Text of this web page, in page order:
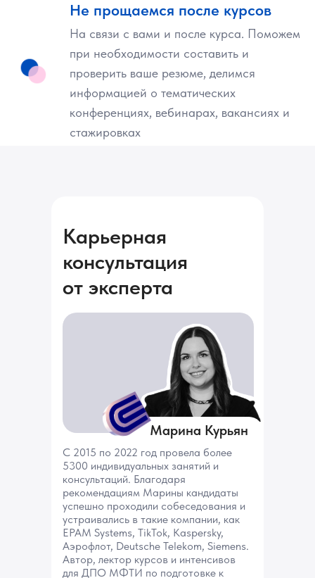
Не прощаемся после курсов
На связи с вами и после курса. Поможем
при необходимости составить и
проверить ваше резюме, делимся
информацией о тематических
конференциях, вебинарах, вакансиях и
стажировках
С 2015 по 2022 год провела более
5300 индивидуальных занятий и
консультаций. Благодаря
рекомендациям Марины кандидаты
успешно проходили собеседования и
устраивались в такие компании, как
EPAM Systems, TikTok, Kaspersky,
Аэрофлот, Deutsche Telekom, Siemens.
Автор, лектор курсов и интенсивов
для ДПО МФТИ по подготовке к
Марина Курьян
Карьерная
консультация
от эксперта